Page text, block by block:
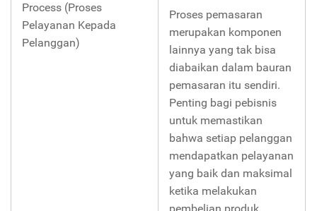
Process (Proses
Pelayanan Kepada
Pelanggan)
Proses pemasaran
merupakan komponen
lainnya yang tak bisa
diabaikan dalam bauran
pemasaran itu sendiri.
Penting bagi pebisnis
untuk memastikan
bahwa setiap pelanggan
mendapatkan pelayanan
yang baik dan maksimal
ketika melakukan